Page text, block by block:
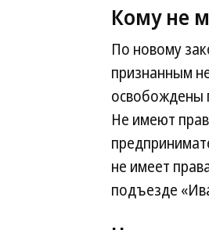
Кому не
По новому
признанным
освобождены
Не имеют
не имеет
подъезде